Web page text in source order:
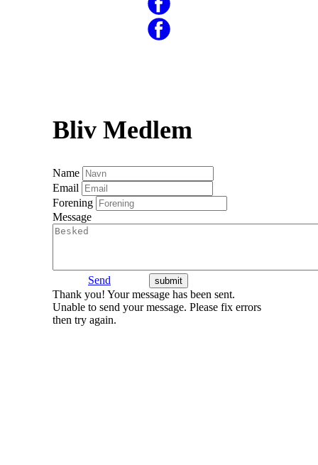
Bliv Medlem
Name
Email
Forening
Message
Send
Thank you! Your message has been sent.
Unable to send your message. Please fix errors
then try again.